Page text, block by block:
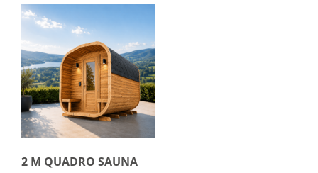
2 M QUADRO SAUNA